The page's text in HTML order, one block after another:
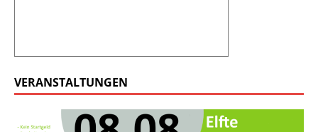
VERANSTALTUNGEN